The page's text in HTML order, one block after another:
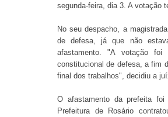
segunda-feira, dia 3. A votação
No seu despacho, a
de defesa, já que não
afastamento. "A votação foi
constitucional de defesa, a fim
final dos trabalhos", decidiu a
O afastamento da prefeita
Prefeitura de Rosário